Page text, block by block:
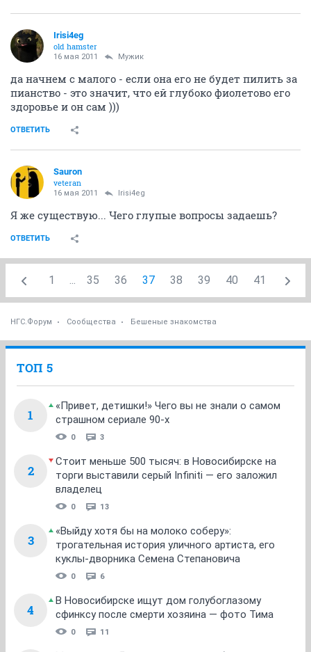
Irisi4eg
old hamster
16 мая 2011 Мужик
да начнем с малого - если она его не будет пилить за
пианство - это значит, что ей глубоко фиолетово его
здоровье и он сам )))
ОТВЕТИТЬ
Sauron
veteran
16 мая 2011 Irisi4eg
Я же существую... Чего глупые вопросы задаешь?
ОТВЕТИТЬ
1 ... 35 36 37 38 39 40 41
НГС.Форум Сообщества Бешеные знакомства
ТОП 5
1
«Привет, детишки!» Чего вы не знали о самом
страшном сериале 90-х
0 3
2
Стоит меньше 500 тысяч: в Новосибирске на
торги выставили серый Infiniti — его заложил
владелец
0 13
3
«Выйду хотя бы на молоко соберу»:
трогательная история уличного артиста, его
куклы-дворника Семена Степановича
0 6
4
В Новосибирске ищут дом голубоглазому
сфинксу после смерти хозяина — фото Тима
0 11